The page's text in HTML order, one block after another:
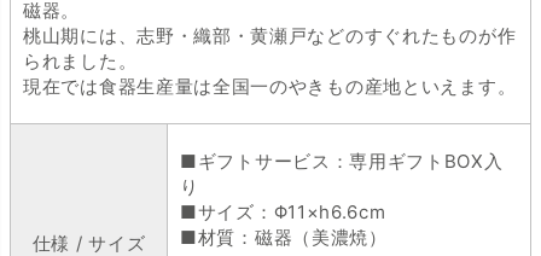
磁器。
桃山期には、志野・織部・黄瀬戸などのすぐれたものが作
られました。
現在では食器生産量は全国一のやきもの産地といえます。
仕様 / サイズ
■ギフトサービス：専用ギフトBOX入
り
■サイズ：Φ11×h6.6cm
■材質：磁器（美濃焼）